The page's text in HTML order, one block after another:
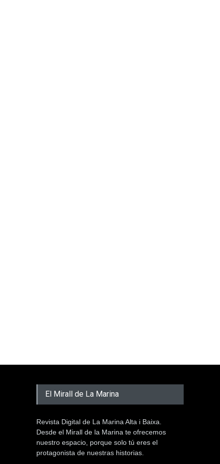
El Mirall de La Marina
Revista Digital de La Marina Alta i Baixa.
Desde el Mirall de la Marina te ofrecemos
nuestro espacio, porque solo tú eres el
protagonista de nuestras historias.